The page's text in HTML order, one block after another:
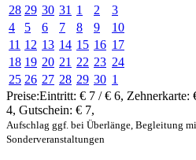
28 29 30 31 1 2
3
4
5 6 7 8 9
10
11 12 13 14 15 16 17
18 19 20 21 22 23 24
25 26 27 28 29 30 1
Preise:Eintritt: € 7 / € 6, Zehnerkarte:
4, Gutschein: € 7,
Aufschlag ggf. bei Überlänge, Begleitung
Sonderveranstaltungen